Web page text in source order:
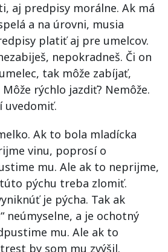
aj predpisy morálne. Ak má
a na úrovni, musia
platiť aj pre umelcov.
nepokradneš. Či on
tak môže zabíjať,
rýchlo jazdiť? Nemôže.
uvedomiť.
Ak to bola mladícka
vinu, poprosí o
mu. Ale ak to neprijme,
pýchu treba zlomiť.
je pýcha. Tak ak
neúmyselne, a je ochotný
mu. Ale ak to
by som mu zvýšil.